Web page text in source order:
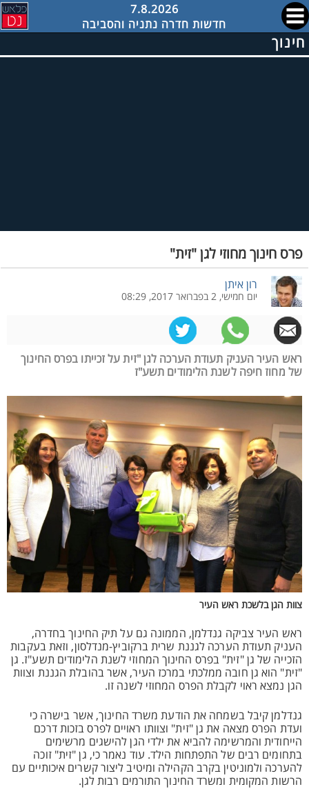
7.8.2026
חדשות חדרה נתניה והסביבה
חינוך
פרס חינוך מחוזי לגן "זית"
רון איתן
יום חמישי, 2 בפברואר 2017, 08:29
ראש העיר העניק תעודת הערכה לגן "זית על זכייתו בפרס החינוך
של מחוז חיפה לשנת הלימודים תשע"ז
צוות הגן בלשכת ראש העיר
ראש העיר צביקה גנדלמן, הממונה גם על תיק החינוך בחדרה,
העניק תעודת הערכה לגננת שרית ברקוביץ-מנדלסון, וזאת בעקבות
הזכייה של גן "זית" בפרס החינוך המחוזי לשנת הלימודים תשע"ז. גן
"זית" הוא גן חובה ממלכתי במרכז העיר, אשר בהובלת הגננת וצוות
הגן נמצא ראוי לקבלת הפרס המחוזי לשנה זו.
גנדלמן קיבל בשמחה את הודעת משרד החינוך, אשר בישרה כי
ועדת הפרס מצאה את גן "זית" וצוותו ראויים לפרס בזכות דרכם
הייחודית והמרשימה להביא את ילדי הגן להישגים מרשימים
בתחומים רבים של התפתחות הילד. עוד נאמר כי, גן "זית" זוכה
להערכה ולמוניטין בקרב הקהילה ומיטיב ליצור קשרים איכותיים עם
הרשות המקומית ומשרד החינוך התורמים רבות לגן.